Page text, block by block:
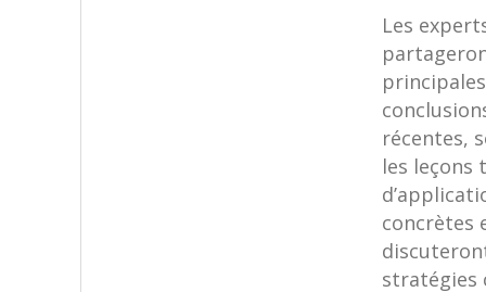
Les
principales
récentes,
les leçons
concrètes
stratégies